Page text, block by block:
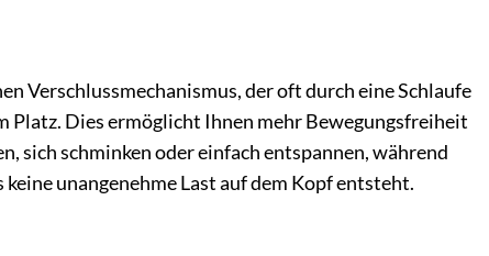
Verschlussmechanismus, der oft durch eine Schlaufe
Platz. Dies ermöglicht Ihnen mehr Bewegungsfreiheit
sich schminken oder einfach entspannen, während
unangenehme Last auf dem Kopf entsteht.